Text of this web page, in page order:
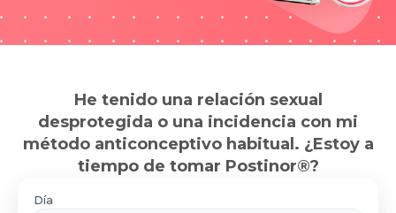
He tenido una relación sexual
desprotegida o una incidencia con mi
método anticonceptivo habitual. ¿Estoy a
tiempo de tomar Postinor®?
Día